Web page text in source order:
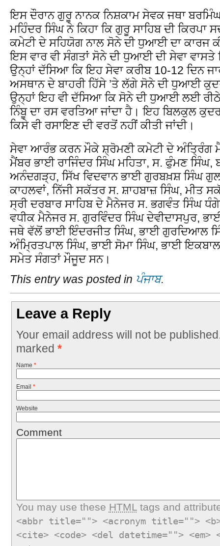
ਇਸ ਦੌਰਾਨ ਗੁਰੂ ਨਾਨਕ ਨਿਸ਼ਕਾਮ ਸੇਵਕ ਜਥਾ
ਮਹਿੰਦਰ ਸਿੰਘ ਨੇ ਕਿਹਾ ਕਿ ਗੁਰੂ ਸਾਹਿਬ ਦੀ ਕਿਰਪਾ
ਕਮੇਟੀ ਦੇ ਸਹਿਯੋਗ ਨਾਲ ਸੋਨੇ ਦੀ ਧੁਆਈ ਦਾ ਕਾਰਜ
ਇਸ ਵਾਰ ਵੀ ਸੰਗਤਾਂ ਸੋਨੇ ਦੀ ਧੁਆਈ ਦੀ ਸੇਵਾ
ਉਨ੍ਹਾਂ ਦੱਸਿਆ ਕਿ ਇਹ ਸੇਵਾ ਕਰੀਬ 10-12 ਦਿਨ
ਅਸਥਾਨ ਦੇ ਬਾਹਰੀ ਹਿੱਸੇ ’ਤੇ ਲੱਗੇ ਸੋਨੇ ਦੀ ਧੁਆਈ
ਉਨ੍ਹਾਂ ਇਹ ਵੀ ਦੱਸਿਆ ਕਿ ਸੋਨੇ ਦੀ ਧੁਆਈ ਲਈ
ਨਿੰਬੂ ਦਾ ਰਸ ਵਰਤਿਆ ਜਾਂਦਾ ਹੈ। ਇਹ ਬਿਲਕੁਲ
ਕਿਸੇ ਵੀ ਰਸਾਇਣ ਦੀ ਵਰਤੋਂ ਨਹੀਂ ਕੀਤੀ ਜਾਂਦੀ।
ਸੇਵਾ ਆਰੰਭ ਕਰਨ ਮੌਕੇ ਸ਼੍ਰੋਮਣੀ ਕਮੇਟੀ ਦੇ ਅੰਤ੍ਰਿੰਗ
ਮੈਂਬਰ ਭਾਈ ਰਾਜਿੰਦਰ ਸਿੰਘ ਮਹਿਤਾ, ਸ. ਫੁੰਮਣ ਸਿੰਘ,
ਅਨੰਦਗੜ੍ਹ, ਸਿੱਖ ਵਿਦਵਾਨ ਭਾਈ ਗੁਰਬਖ਼ਸ਼ ਸਿੰਘ
ਕਾਹਲਵਾਂ, ਨਿੱਜੀ ਸਕੱਤਰ ਸ. ਸ਼ਾਹਬਾਜ਼ ਸਿੰਘ, ਮੀਤ
ਸ੍ਰੀ ਦਰਬਾਰ ਸਾਹਿਬ ਦੇ ਮੈਨੇਜਰ ਸ. ਭਗਵੰਤ ਸਿੰਘ
ਵਧੀਕ ਮੈਨੇਜਰ ਸ. ਗੁਰਵਿੰਦਰ ਸਿੰਘ ਦੇਵੀਦਾਸਪੁਰ,
ਜਥੇ ਵੱਲੋਂ ਭਾਈ ਇੰਦਰਜੀਤ ਸਿੰਘ, ਭਾਈ ਗੁਰਦਿਆਲ
ਅੰਮ੍ਰਿਤਪਾਲ ਸਿੰਘ, ਭਾਈ ਸੋਮਾ ਸਿੰਘ, ਭਾਈ
ਸਮੇਤ ਸੰਗਤਾਂ ਮੌਜੂਦ ਸਨ।
This entry was posted in ਪੰਜਾਬ.
Leave a Reply
Your email address will not be
marked *
Name *
Email *
Website
Comment
You may use these HTMLtags and
<abbr title=""> <acronym title="">
<cite> <code> <del datetime="">